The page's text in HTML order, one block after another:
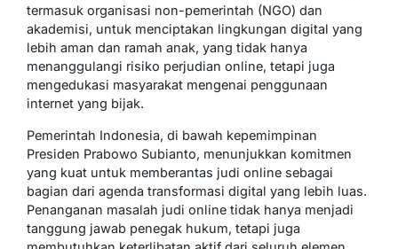
termasuk organisasi non-pemerintah (NGO) dan
akademisi, untuk menciptakan lingkungan digital yang
lebih aman dan ramah anak, yang tidak hanya
menanggulangi risiko perjudian online, tetapi juga
mengedukasi masyarakat mengenai penggunaan
internet yang bijak.
Pemerintah Indonesia, di bawah kepemimpinan
Presiden Prabowo Subianto, menunjukkan komitmen
yang kuat untuk memberantas judi online sebagai
bagian dari agenda transformasi digital yang lebih luas.
Penanganan masalah judi online tidak hanya menjadi
tanggung jawab penegak hukum, tetapi juga